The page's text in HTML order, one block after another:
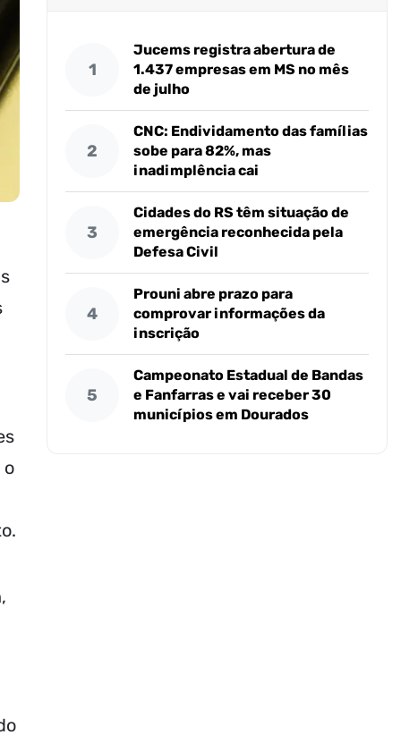
o
1
Jucems registra abertura de
1.437 empresas em MS no mês
de julho
2
CNC: Endividamento das famílias
sobe para 82%, mas
inadimplência cai
3
Cidades do RS têm situação de
emergência reconhecida pela
Defesa Civil
4
Prouni abre prazo para
comprovar informações da
inscrição
5
Campeonato Estadual de Bandas
e Fanfarras e vai receber 30
municípios em Dourados